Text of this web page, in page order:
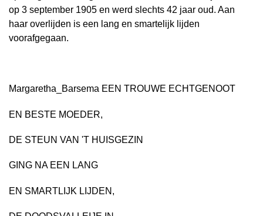
op 3 september 1905 en werd slechts 42 jaar oud. Aan
haar overlijden is een lang en smartelijk lijden
voorafgegaan.
Margaretha_Barsema EEN TROUWE ECHTGENOOT
EN BESTE MOEDER,
DE STEUN VAN 'T HUISGEZIN
GING NA EEN LANG
EN SMARTLIJK LIJDEN,